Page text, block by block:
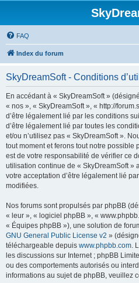
FAQ
Index du forum
SkyDreamSoft - Conditions
En accédant à « SkyDreamSoft »
« nos », « SkyDreamSoft », « http://
d’être légalement lié par les conditions
d’être légalement lié par toutes les
et/ou n’utilisez pas « SkyDreamSoft ».
tout moment et ferons tout notre possible
est de votre responsabilité de vérifier ce
utilisation continue de « SkyDreamSoft »
votre acceptation d’être légalement lié
modifiées.
Nos forums sont propulsés par phpBB
« leur », « logiciel phpBB », «
« Équipes phpBB »), une solution de
GNU General Public License v2 »
téléchargeable depuis www.phpbb.com.
les discussions sur Internet ; phpBB
ou des comportements autorisés ou
informations au sujet de phpBB, veuillez